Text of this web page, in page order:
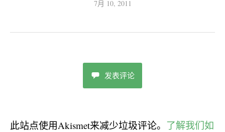
7月 10, 2011
发表评论
此站点使用Akismet来减少垃圾评论。 了解我们如